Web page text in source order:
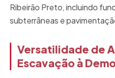
Ribeirão Preto, incluindo
subterrâneas e
Versatilidade de
Escavação à